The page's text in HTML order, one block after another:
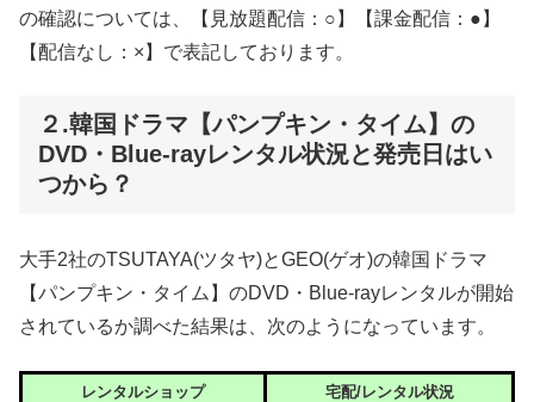
の確認については、【見放題配信：○】【課金配信：●】
【配信なし：×】で表記しております。
２.韓国ドラマ【パンプキン・タイム】の
DVD・Blue-rayレンタル状況と発売日はい
つから？
大手2社のTSUTAYA(ツタヤ)とGEO(ゲオ)の韓国ドラマ
【パンプキン・タイム】のDVD・Blue-rayレンタルが開始
されているか調べた結果は、次のようになっています。
レンタルショップ 宅配/レンタル状況